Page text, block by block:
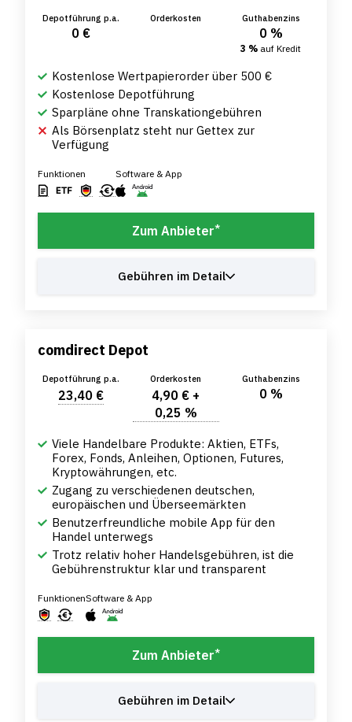
Depotführung p.a.
0 €
Orderkosten Guthabenzins
0 %
3 % auf Kredit
Kostenlose Wertpapierorder über 500 €
Kostenlose Depotführung
Sparpläne ohne Transkationgebühren
Als Börsenplatz steht nur Gettex zur
Verfügung
Funktionen Software & App
Zum Anbieter*
Gebühren im Detail
comdirect Depot
Depotführung p.a.
23,40 €
Orderkosten
4,90 € +
0,25 %
Guthabenzins
0 %
Viele Handelbare Produkte: Aktien, ETFs,
Forex, Fonds, Anleihen, Optionen, Futures,
Kryptowährungen, etc.
Zugang zu verschiedenen deutschen,
europäischen und Überseemärkten
Benutzerfreundliche mobile App für den
Handel unterwegs
Trotz relativ hoher Handelsgebühren, ist die
Gebührenstruktur klar und transparent
FunktionenSoftware & App
Zum Anbieter*
Gebühren im Detail